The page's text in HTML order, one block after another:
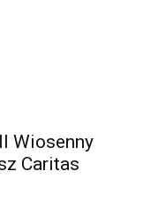
Wiosenny
Caritas